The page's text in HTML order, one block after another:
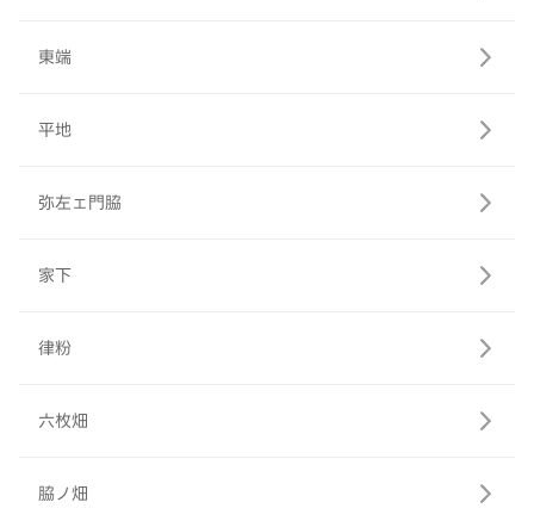
東端
平地
弥左ェ門脇
家下
律粉
六枚畑
脇ノ畑